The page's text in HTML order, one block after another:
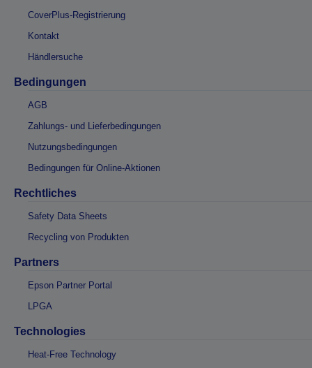
CoverPlus-Registrierung
Kontakt
Händlersuche
Bedingungen
AGB
Zahlungs- und Lieferbedingungen
Nutzungsbedingungen
Bedingungen für Online-Aktionen
Rechtliches
Safety Data Sheets
Recycling von Produkten
Partners
Epson Partner Portal
LPGA
Technologies
Heat-Free Technology